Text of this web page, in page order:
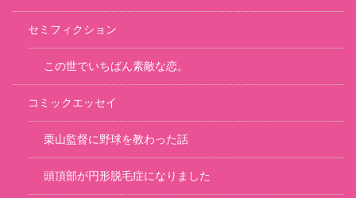
セミフィクション
この世でいちばん素敵な恋。
コミックエッセイ
栗山監督に野球を教わった話
頭頂部が円形脱毛症になりました